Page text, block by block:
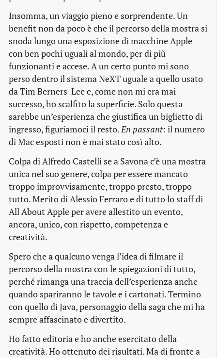
Insomma, un viaggio pieno e sorprendente. Un
benefit non da poco è che il percorso della mostra si
snoda lungo una esposizione di macchine Apple
con ben pochi uguali al mondo, per di più
funzionanti e accese. A un certo punto mi sono
perso dentro il sistema NeXT uguale a quello usato
da Tim Berners-Lee e, come non mi era mai
successo, ho scalfito la superficie. Solo questa
sarebbe un’esperienza che giustifica un biglietto di
ingresso, figuriamoci il resto.En passant: il numero
di Mac esposti non è mai stato così alto.
Colpa di Alfredo Castelli se a Savona c’è una mostra
unica nel suo genere, colpa per essere mancato
troppo improvvisamente, troppo presto, troppo
tutto. Merito di Alessio Ferraro e di tutto lo staff di
All About Apple per avere allestito un evento,
ancora, unico, con rispetto, competenza e
creatività.
Spero che a qualcuno venga l’idea di filmare il
percorso della mostra con le spiegazioni di tutto,
perché rimanga una traccia dell’esperienza anche
quando spariranno le tavole e i cartonati. Termino
con quello di Java, personaggio della saga che mi ha
sempre affascinato e divertito.
Ho fatto editoria e ho anche esercitato della
creatività. Ho ottenuto dei risultati. Ma di fronte a